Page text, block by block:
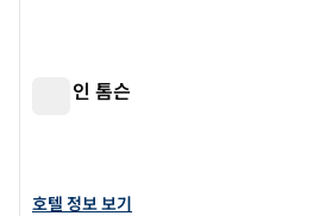
햄튼 인 톰슨
햄튼 인 톰슨의 호텔 정보 보기
호텔 정보 보기